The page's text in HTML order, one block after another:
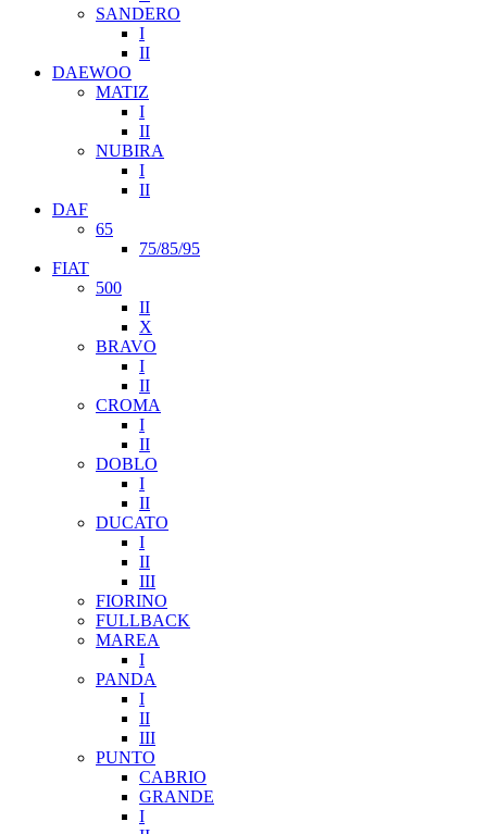
SANDERO
I
II
DAEWOO
MATIZ
I
II
NUBIRA
I
II
DAF
65
75/85/95
FIAT
500
II
X
BRAVO
I
II
CROMA
I
II
DOBLO
I
II
DUCATO
I
II
III
FIORINO
FULLBACK
MAREA
I
PANDA
I
II
III
PUNTO
CABRIO
GRANDE
I